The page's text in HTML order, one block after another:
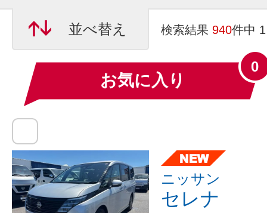
並べ替え 検索結果 940件中
お気に入り
0
ニッサン
セレナ